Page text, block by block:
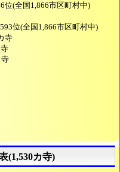
位(全国1,866市区町村中)
位(全国1,866市区町村中)
寺
寺
(1,530カ寺)